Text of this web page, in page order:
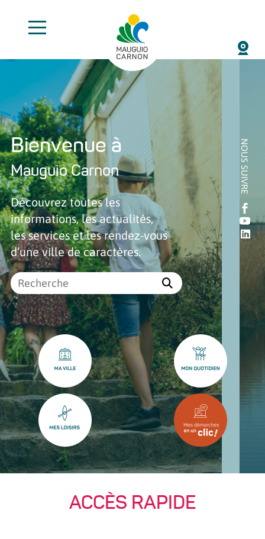
NOUS SUIVRE



Bienvenue à
Mauguio Carnon
Découvrez toutes les
informations, les actualités,
les services et les rendez-vous
d’une ville de caractères.
ACCÈS RAPIDE